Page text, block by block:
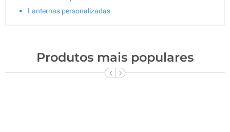
Lanternas personalizadas
Produtos mais populares